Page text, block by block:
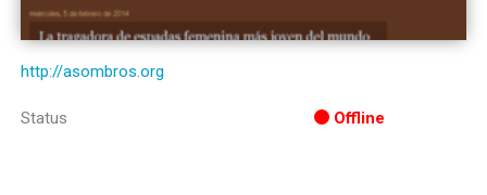
http://asombros.org
Status Offline